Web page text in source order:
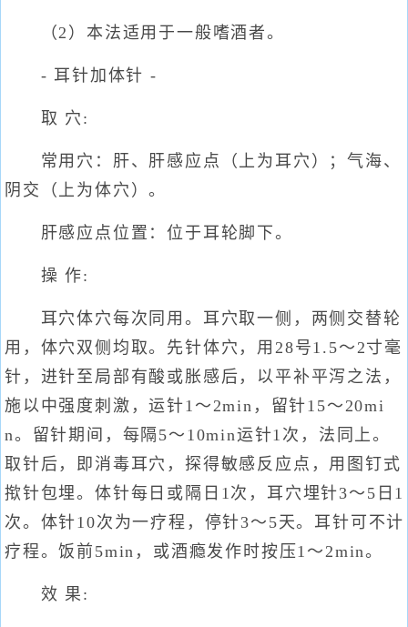
（2）本法适用于一般嗜酒者。
- 耳针加体针 -
取 穴:
常用穴：肝、肝感应点（上为耳穴）；气海、
阴交（上为体穴）。
肝感应点位置：位于耳轮脚下。
操 作:
耳穴体穴每次同用。耳穴取一侧，两侧交替轮
用，体穴双侧均取。先针体穴，用28号1.5～2寸毫
针，进针至局部有酸或胀感后，以平补平泻之法，
施以中强度刺激，运针1～2min，留针15～20mi
n。留针期间，每隔5～10min运针1次，法同上。
取针后，即消毒耳穴，探得敏感反应点，用图钉式
揿针包埋。体针每日或隔日1次，耳穴埋针3～5日1
次。体针10次为一疗程，停针3～5天。耳针可不计
疗程。饭前5min，或酒瘾发作时按压1～2min。
效 果: